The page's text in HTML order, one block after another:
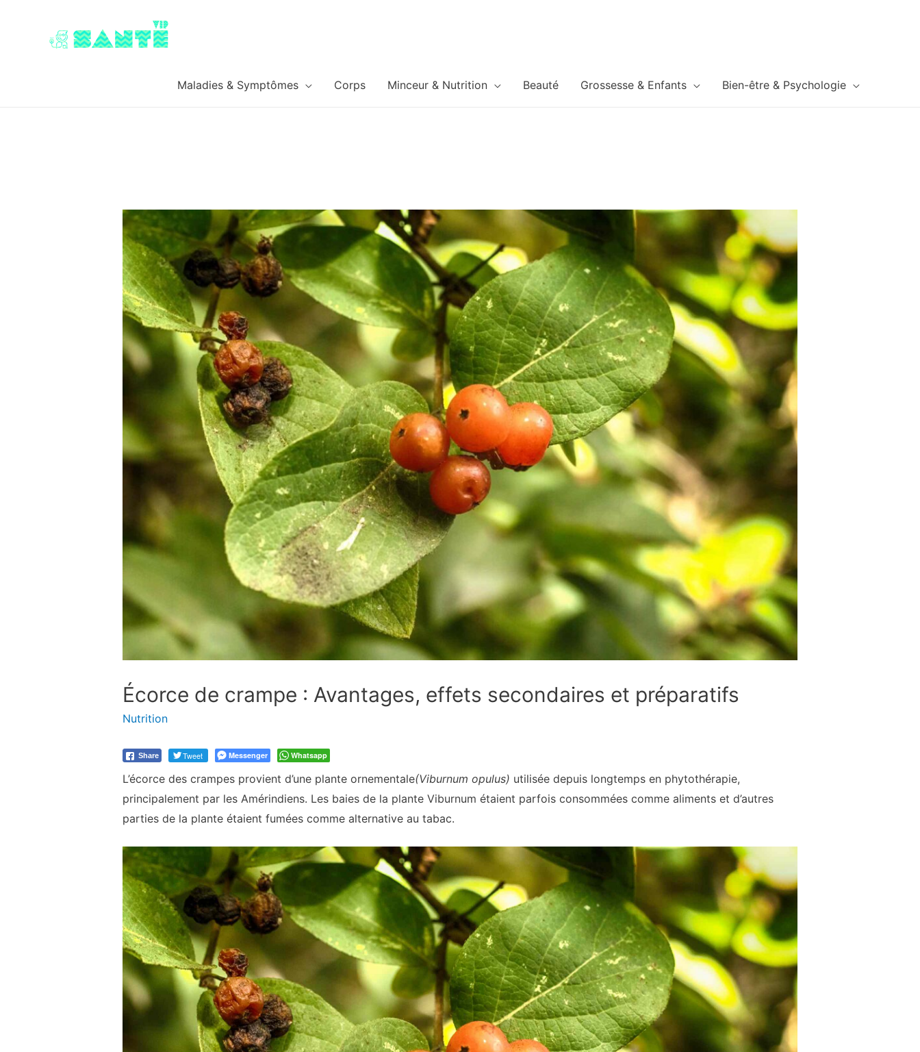
Maladies & Symptômes Corps Minceur & Nutrition Beauté Grossesse & Enfants Bien-être & Psychologie
Écorce de crampe : Avantages, effets secondaires et préparatifs
Nutrition
Share Tweet Messenger Whatsapp
L’écorce des crampes provient d’une plante ornementale(Viburnum opulus) utilisée depuis longtemps en phytothérapie,
principalement par les Amérindiens. Les baies de la plante Viburnum étaient parfois consommées comme aliments et d’autres
parties de la plante étaient fumées comme alternative au tabac.